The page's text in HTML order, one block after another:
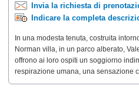
Invia la richiesta di
Indicare la completa
In una modesta tenuta, costruita
Norman villa, in un parco alberato,
offrono ai loro ospiti un soggiorno
respirazione umana, una sensazione